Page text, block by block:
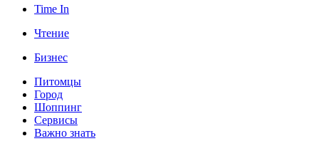
Time In
Чтение
Бизнес
Питомцы
Город
Шоппинг
Сервисы
Важно знать